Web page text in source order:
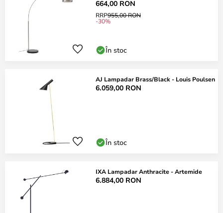
664,00 RON
RRP955,00 RON
-30%
În stoc
AJ Lampadar Brass/Black - Louis Poulsen
6.059,00 RON
În stoc
IXA Lampadar Anthracite - Artemide
6.884,00 RON